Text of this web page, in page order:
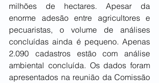
milhões de hectares. Apesar da
enorme adesão entre agricultores e
pecuaristas, o volume de análises
concluídas ainda é pequeno. Apenas
2.090 cadastros estão com análise
ambiental concluída. Os dados foram
apresentados na reunião da Comissão